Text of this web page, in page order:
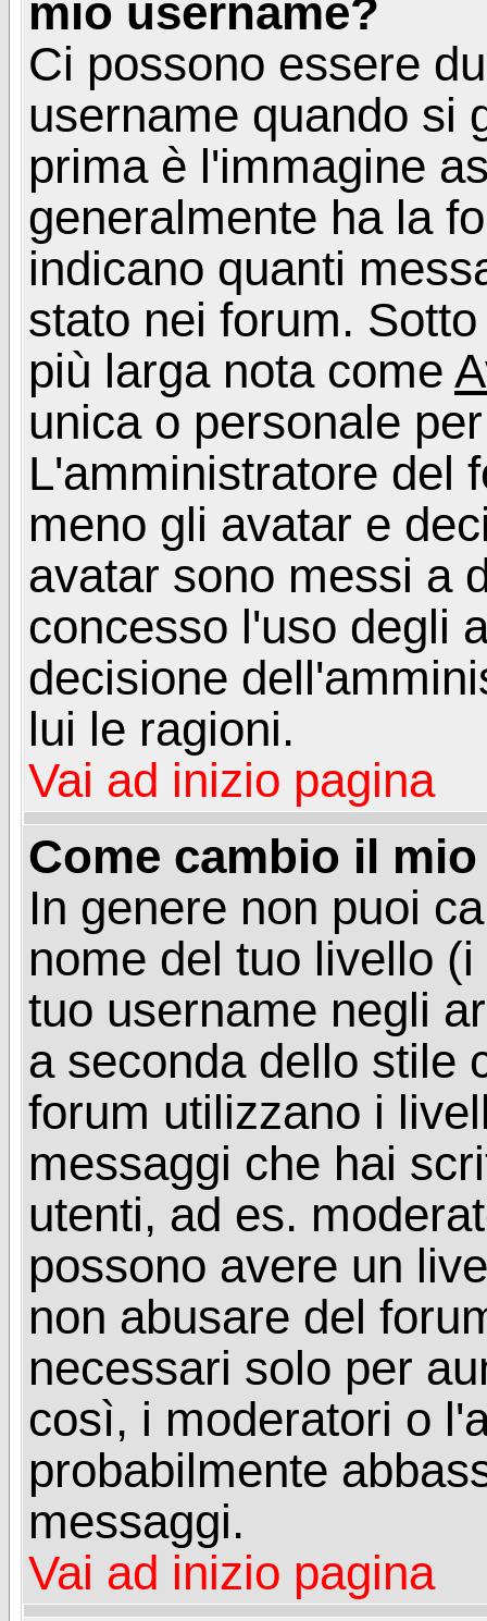
mio username?
Ci possono essere
username quando si
prima è l'immagine
generalmente ha la
indicano quanti
stato nei forum.
più larga nota come
unica o personale
L'amministratore del
meno gli avatar e
avatar sono messi a
concesso l'uso degli
decisione
lui le ragioni.
Vai ad inizio pagina
Come cambio il
In genere non puoi
nome del tuo livello
tuo username negli
a seconda dello stile
forum utilizzano i
messaggi che hai
utenti, ad es.
possono avere un
non abusare del
necessari solo per
così, i moderatori o
probabilmente
messaggi.
Vai ad inizio pagina